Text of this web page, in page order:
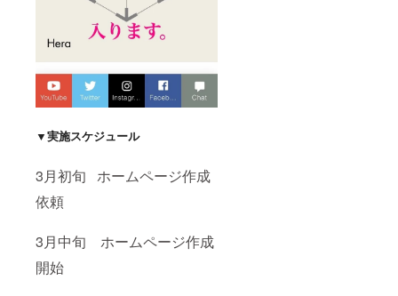
▼実施スケジュール
3月初旬 ホームページ作成
依頼
3月中旬 ホームページ作成
開始